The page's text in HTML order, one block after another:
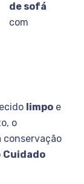
de sofá
com
limpo e
o
conservação
Cuidado